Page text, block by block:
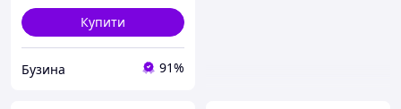
Купити
Бузина 91%